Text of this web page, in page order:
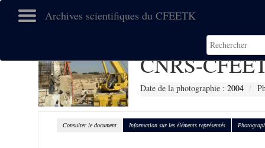
Archives scientifiques du CFEETK
CNRS-
Date de la photographie : 2004
Consulter le document Information sur les éléments représentés